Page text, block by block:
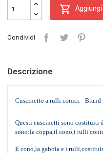

Condividi
Descrizione
Cuscinetto a rulli conici. Brand
Questi cuscinetti sono costituiti
sono:la coppa,il cono,i rulli
Il cono,la gabbia e i